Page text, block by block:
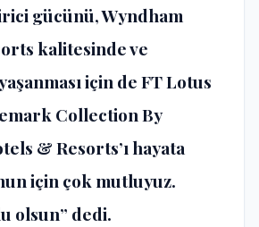
gücünü, Wyndham
kalitesinde ve
için de FT Lotus
Collection By
& Resorts’ı hayata
için çok mutluyuz.
olsun” dedi.